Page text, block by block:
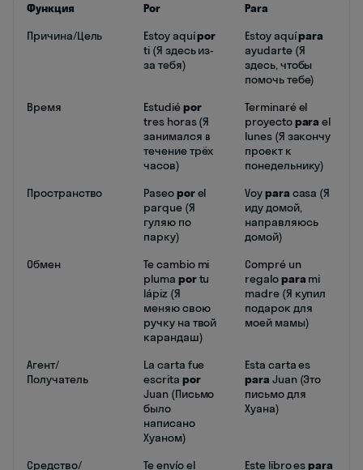
Функция Por
Para
Причина/Цель
Estoy aquípor
ti (Я здесь из-
за тебя)
Estoy aquípara
ayudarte (Я
здесь, чтобы
помочь тебе)
Время
Estudiépor
tres horas (Я
занимался в
течение трёх
часов)
Terminaré el
proyectopara el
lunes (Я закончу
проект к
понедельнику)
Пространство
Paseoporel
parque (Я
гуляю по
парку)
Voypara casa (Я
иду домой,
направляюсь
домой)
Обмен
Te cambio mi
pluma portu
lápiz (Я
меняю свою
ручку на твой
карандаш)
Compré un
regalopara mi
madre (Я купил
подарок для
моей мамы)
Агент/
Получатель
La carta fue
escrita por
Juan (Письмо
было
написано
Хуаном)
Esta carta es
para Juan (Это
письмо для
Хуана)
Средство/ Te envío el Este libro espara